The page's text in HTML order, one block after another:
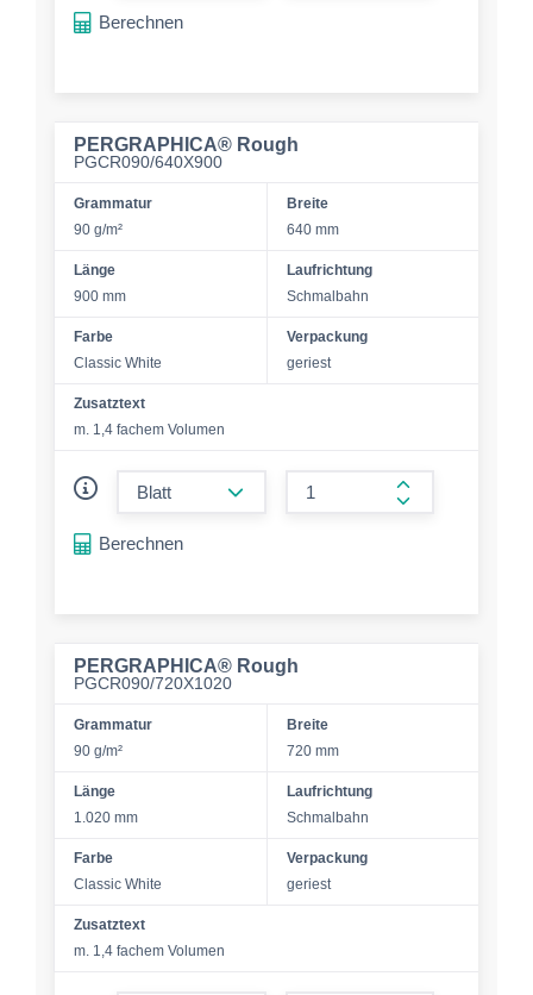
Berechnen
PERGRAPHICA® Rough
PGCR090/640X900
Grammatur
90 g/m²
Breite
640 mm
Länge
900 mm
Laufrichtung
Schmalbahn
Farbe
Classic White
Verpackung
geriest
Zusatztext
m. 1,4 fachem Volumen
form.increase-
Berechnen
PERGRAPHICA® Rough
PGCR090/720X1020
Grammatur
90 g/m²
Breite
720 mm
Länge
1.020 mm
Laufrichtung
Schmalbahn
Farbe
Classic White
Verpackung
geriest
Zusatztext
m. 1,4 fachem Volumen